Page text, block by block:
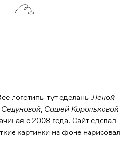
логотипы тут сделаныЛеной
, Сашей Корольковой
с 2008 года. Сайт сделал
картинки на фоне нарисовал